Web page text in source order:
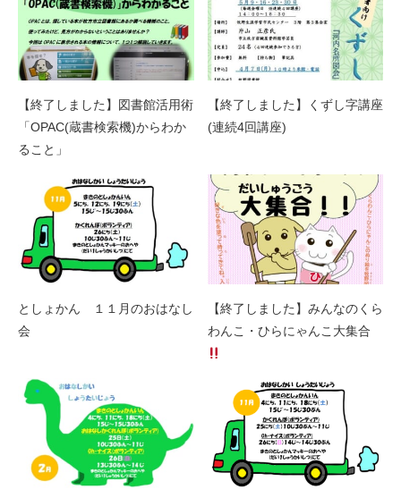
【終了しました】図書館活用術
「OPAC(蔵書検索機)からわか
ること」
【終了しました】くずし字講座
(連続4回講座)
としょかん １１月のおはなし
会
【終了しました】みんなのくら
わんこ・ひらにゃんこ大集合